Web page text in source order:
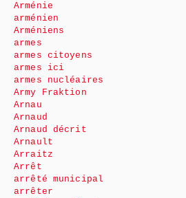
Arménie
arménien
Arméniens
armes
armes citoyens
armes ici
armes nucléaires
Army Fraktion
Arnau
Arnaud
Arnaud décrit
Arnault
Arraitz
Arrêt
arrêté municipal
arrêter